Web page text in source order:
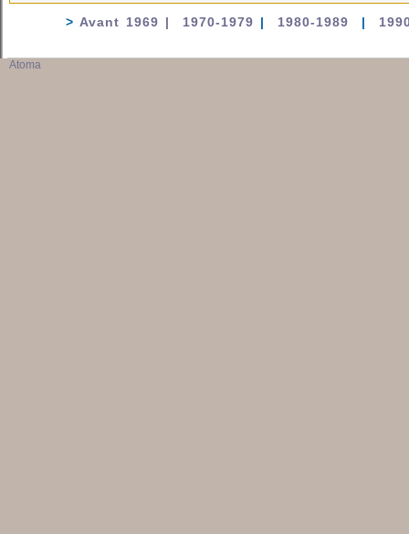
> Avant 1969 | 1970-1979 | 1980-1989 |
Atoma